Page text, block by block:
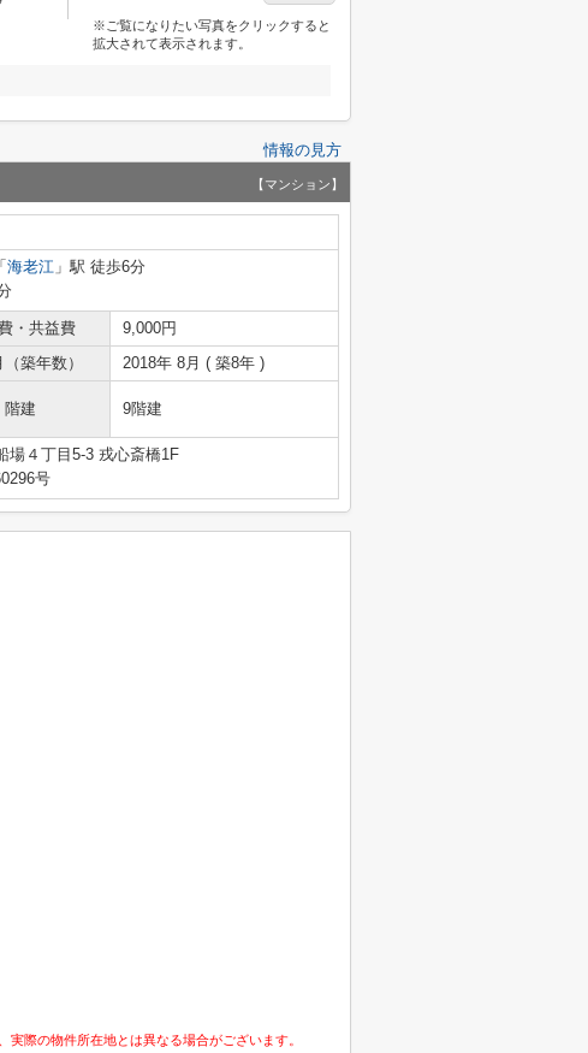
※ご覧になりたい写真をクリックすると
拡大されて表示されます。
情報の見方
【マンション】
「 海老江 」駅 徒歩6分
・共益費
9,000円
築年数） 2018年 8月 ( 築8年 )
階建 9階建
場４丁目5-3 戎心斎橋1F
号
際の物件所在地とは異なる場合がございます。